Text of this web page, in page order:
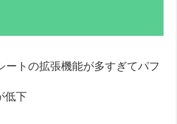
ートの拡張機能が多すぎてパフ
低下